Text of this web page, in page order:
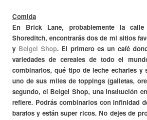
Comida
En Brick Lane, probablemente la
Shoreditch, encontrarás dos de mi sitios
y Beigel Shop. El primero es un café
variedades de cereales de todo el
combinarlos, qué tipo de leche echarles y
uno de sus miles de toppings (galletas,
segundo, el Beigel Shop, una institución
refiere. Podrás combinarlos con infinidad
baratos y están super ricos. No dejes de